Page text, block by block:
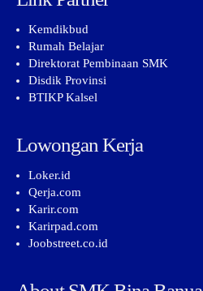
Kemdikbud
Rumah Belajar
Direktorat Pembinaan SMK
Disdik Provinsi
BTIKP Kalsel
Lowongan Kerja
Loker.id
Qerja.com
Karir.com
Karirpad.com
Joobstreet.co.id